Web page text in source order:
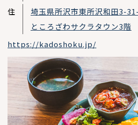
住
埼⽟県所沢市東所沢和⽥3-
ところざわサクラタウン3階
https://kadoshoku.jp/